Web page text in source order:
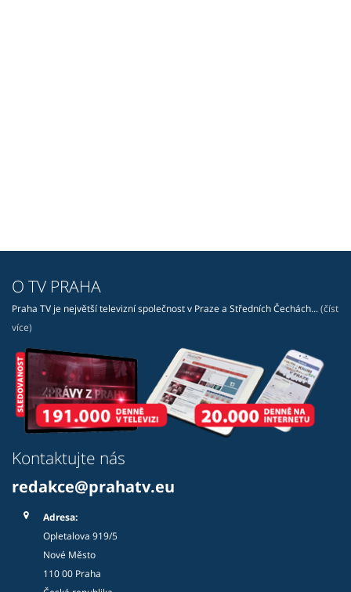
O TV PRAHA
Praha TV je největší televizní společnost v Praze a Středních Čechách...(číst
více)
Kontaktujte nás
redakce@prahatv.eu
Adresa:
Opletalova 919/5
Nové Město
110 00 Praha